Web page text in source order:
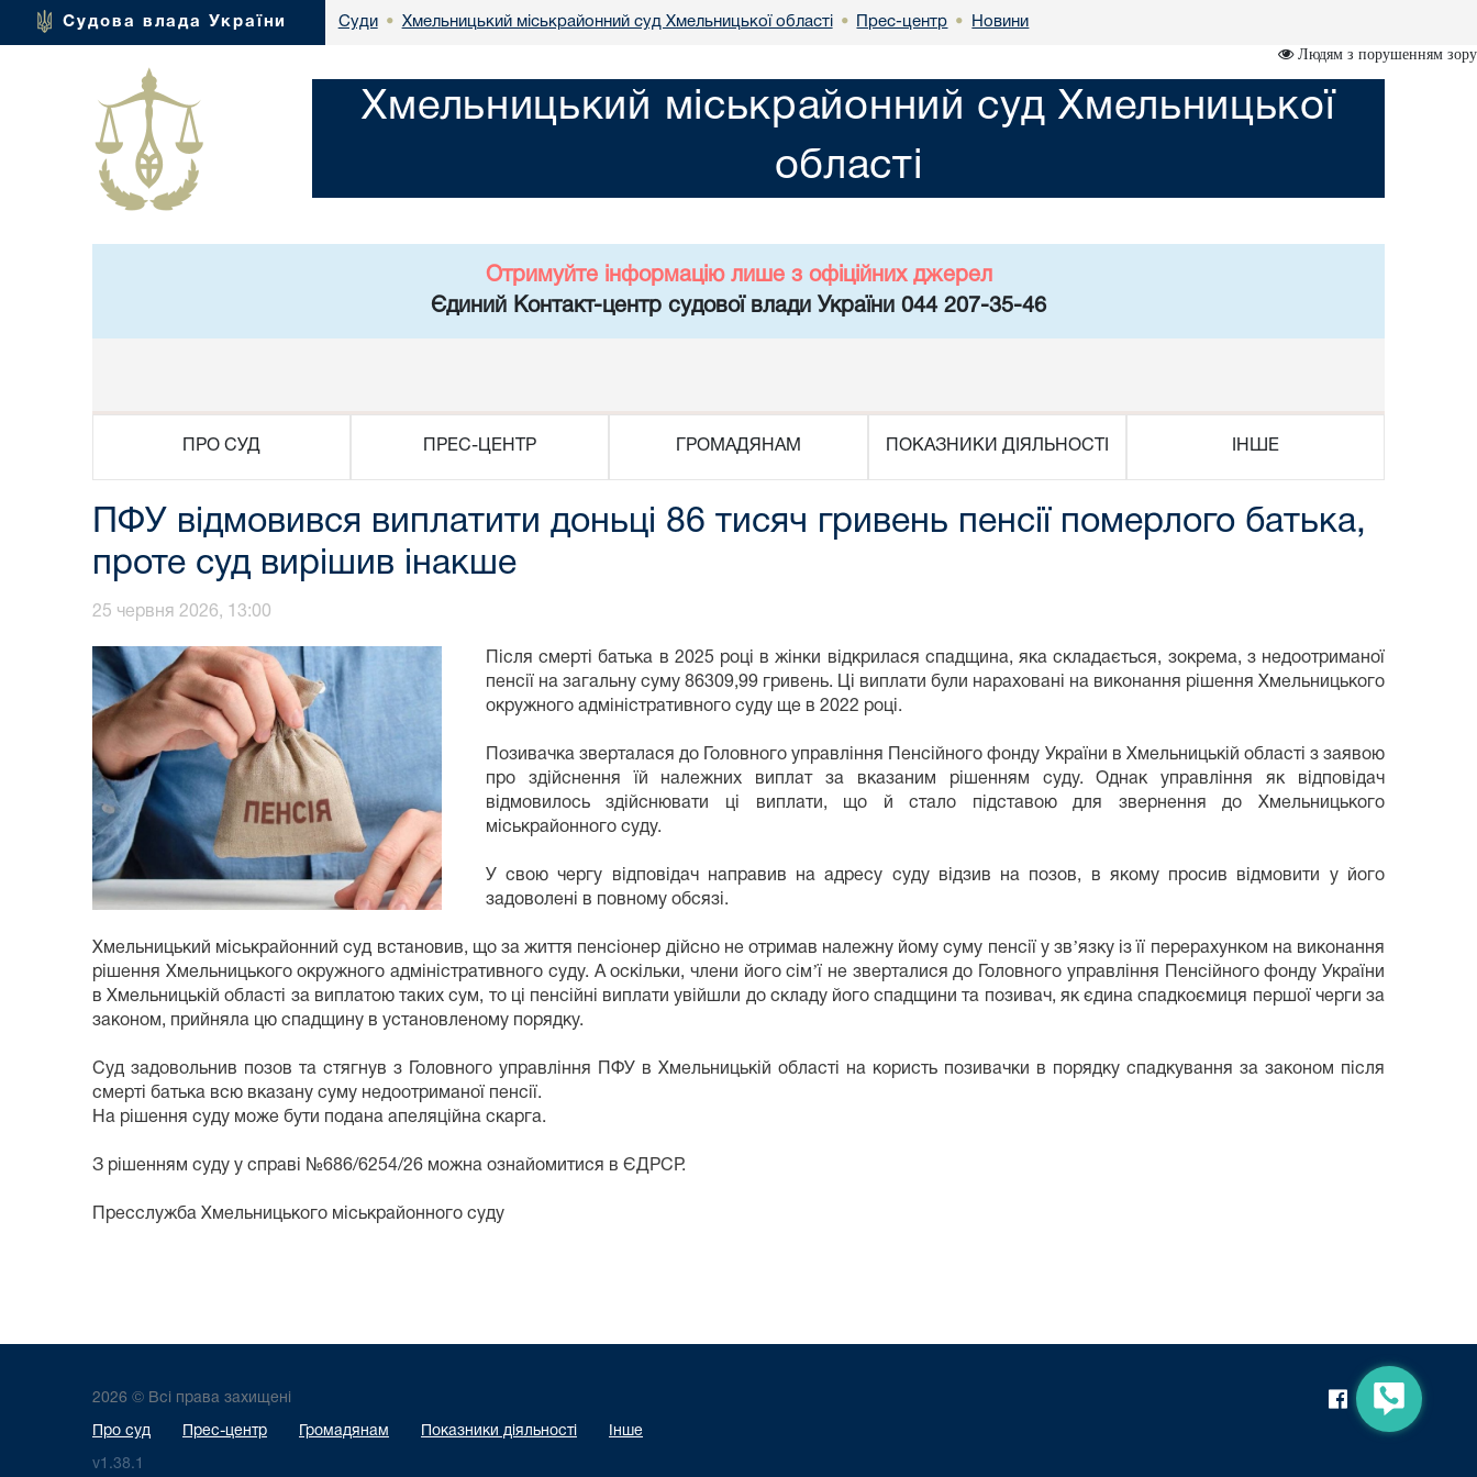
Судова влада України Суди • Хмельницький міськрайонний суд Хмельницької області • Прес-центр • Новини
Людям з порушенням зору
Хмельницький міськрайонний суд Хмельницької
області
Отримуйте інформацію лише з офіційних джерел
Єдиний Контакт-центр судової влади України 044 207-35-46
ПРО СУД ПРЕС-ЦЕНТР ГРОМАДЯНАМ ПОКАЗНИКИ ДІЯЛЬНОСТІ ІНШЕ
ПФУ відмовився виплатити доньці 86 тисяч гривень пенсії померлого батька,
проте суд вирішив інакше
25 червня 2026, 13:00
Після смерті батька в 2025 році в жінки відкрилася спадщина, яка складається, зокрема, з недоотриманої
пенсії на загальну суму 86309,99 гривень. Ці виплати були нараховані на виконання рішення Хмельницького
окружного адміністративного суду ще в 2022 році.
Позивачка зверталася до Головного управління Пенсійного фонду України в Хмельницькій області з заявою
про здійснення їй належних виплат за вказаним рішенням суду. Однак управління як відповідач
відмовилось здійснювати ці виплати, що й стало підставою для звернення до Хмельницького
міськрайонного суду.
У свою чергу відповідач направив на адресу суду відзив на позов, в якому просив відмовити у його
задоволені в повному обсязі.
Хмельницький міськрайонний суд встановив, що за життя пенсіонер дійсно не отримав належну йому суму пенсії у звʼязку із її перерахунком на виконання
рішення Хмельницького окружного адміністративного суду. А оскільки, члени його сімʼї не зверталися до Головного управління Пенсійного фонду України
в Хмельницькій області за виплатою таких сум, то ці пенсійні виплати увійшли до складу його спадщини та позивач, як єдина спадкоємиця першої черги за
законом, прийняла цю спадщину в установленому порядку.
Суд задовольнив позов та стягнув з Головного управління ПФУ в Хмельницькій області на користь позивачки в порядку спадкування за законом після
смерті батька всю вказану суму недоотриманої пенсії.
На рішення суду може бути подана апеляційна скарга.
З рішенням суду у справі №686/6254/26 можна ознайомитися в ЄДРСР.
Пресслужба Хмельницького міськрайонного суду
2026 © Всі права захищені
Про суд Прес-центр Громадянам Показники діяльності Інше
v1.38.1